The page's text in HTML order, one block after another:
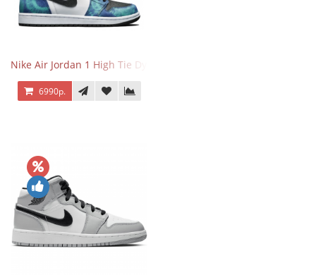
Nike Air Jordan 1 High Tie Dye
6990р.